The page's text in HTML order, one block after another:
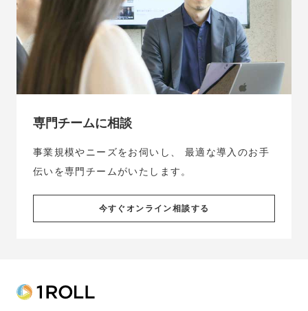
専門チームに相談
事業規模やニーズをお伺いし、
最適な導入のお手
伝いを専門チームがいたします。
今すぐオンライン相談する